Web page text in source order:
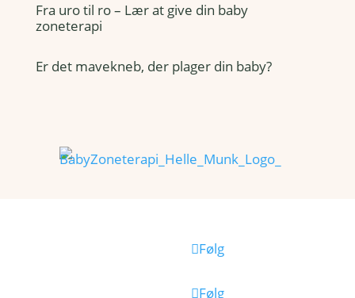
Fra uro til ro – Lær at give din baby
zoneterapi
Er det mavekneb, der plager din baby?
Følg
Følg